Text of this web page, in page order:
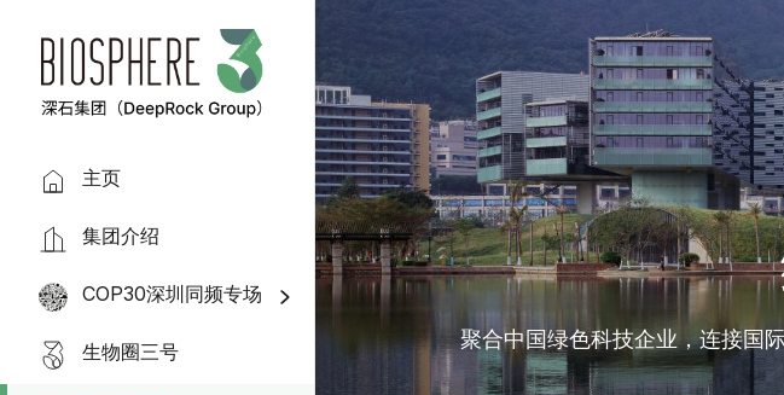
主页
集团介绍
COP30深圳同频专场
生物圈三号
聚合中国绿色科技企业，连接国